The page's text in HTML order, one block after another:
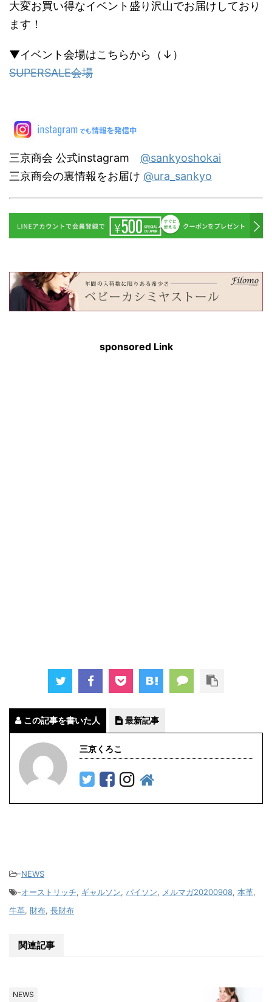
大変お買い得なイベント盛り沢山でお届けしており
ます！
▼イベント会場はこちらから（↓）
SUPERSALE会場
三京商会 公式instagram @sankyoshokai
三京商会の裏情報をお届け @ura_sankyo
sponsored Link
この記事を書いた人 最新記事
三京くろこ
-NEWS
-オーストリッチ, ギャルソン, パイソン, メルマガ20200908, 本革,
牛革, 財布, 長財布
関連記事
NEWS